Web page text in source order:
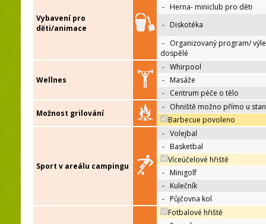
Vybavení pro
děti/animace
- Herna- miniclub pro děti
- Diskotéka
- Organizovaný program/
dospělé
Wellnes
- Whirpool
- Masáže
- Centrum péče o tělo
Možnost grilování
- Ohniště možno přímo u
Barbecue povoleno
Sport v areálu campingu
- Volejbal
- Basketbal
Víceúčelové hřiště
- Minigolf
- Kulečník
- Půjčovna kol
Fotbalové hřiště